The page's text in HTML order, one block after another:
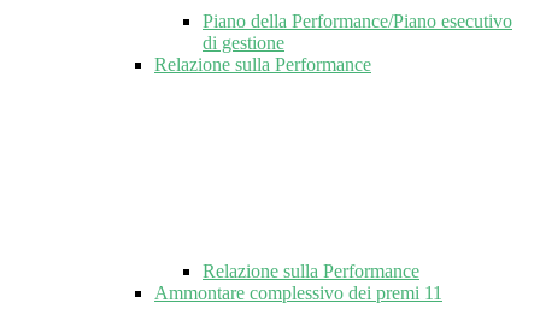
Piano della Performance/Piano esecutivo
di gestione
Relazione sulla Performance
Relazione sulla Performance
Ammontare complessivo dei premi 11